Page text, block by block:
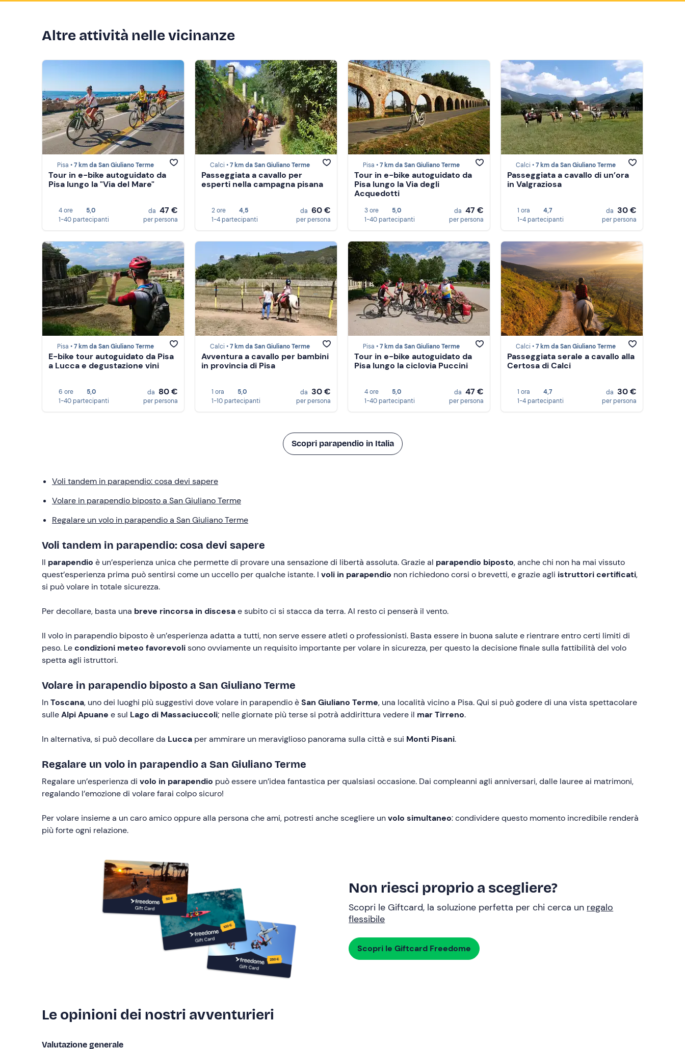
Altre attività nelle vicinanze
Pisa •7 km da San Giuliano Terme
Tour in e-bike autoguidato da
Pisa lungo la "Via del Mare"
4 ore
5,0
1-40 partecipanti
da 47 €
per persona
Calci •7 km da San Giuliano Terme
Passeggiata a cavallo per
esperti nella campagna pisana
2 ore
4,5
1-4 partecipanti
da 60 €
per persona
Pisa •7 km da San Giuliano Terme
Tour in e-bike autoguidato da
Pisa lungo la Via degli
Acquedotti
3 ore
5,0
1-40 partecipanti
da 47 €
per persona
Calci •7 km da San Giuliano Terme
Passeggiata a cavallo di un’ora
in Valgraziosa
1 ora
4,7
1-4 partecipanti
da 30 €
per persona
Pisa •7 km da San Giuliano Terme
E-bike tour autoguidato da Pisa
a Lucca e degustazione vini
6 ore
5,0
1-40 partecipanti
da 80 €
per persona
Calci •7 km da San Giuliano Terme
Avventura a cavallo per bambini
in provincia di Pisa
1 ora
5,0
1-10 partecipanti
da 30 €
per persona
Pisa •7 km da San Giuliano Terme
Tour in e-bike autoguidato da
Pisa lungo la ciclovia Puccini
4 ore
5,0
1-40 partecipanti
da 47 €
per persona
Calci •7 km da San Giuliano Terme
Passeggiata serale a cavallo alla
Certosa di Calci
1 ora
4,7
1-4 partecipanti
da 30 €
per persona
Scopri parapendio in Italia
Voli tandem in parapendio: cosa devi sapere
Volare in parapendio biposto a San Giuliano Terme
Regalare un volo in parapendio a San Giuliano Terme
Voli tandem in parapendio: cosa devi sapere
Il parapendio è un’esperienza unica che permette di provare una sensazione di libertà assoluta. Grazie al parapendio biposto, anche chi non ha mai vissuto
quest’esperienza prima può sentirsi come un uccello per qualche istante. I voli in parapendio non richiedono corsi o brevetti, e grazie agli istruttori certificati,
si può volare in totale sicurezza.
Per decollare, basta una breve rincorsa in discesae subito ci si stacca da terra. Al resto ci penserà il vento.
Il volo in parapendio biposto è un’esperienza adatta a tutti, non serve essere atleti o professionisti. Basta essere in buona salute e rientrare entro certi limiti di
peso. Lecondizioni meteo favorevolisono ovviamente un requisito importante per volare in sicurezza, per questo la decisione finale sulla fattibilità del volo
spetta agli istruttori.
Volare in parapendio biposto a San Giuliano Terme
InToscana, uno dei luoghi più suggestivi dove volare in parapendio èSan Giuliano Terme, una località vicino a Pisa. Qui si può godere di una vista spettacolare
sulleAlpi Apuane e sul Lago di Massaciuccoli; nelle giornate più terse si potrà addirittura vedere il mar Tirreno.
In alternativa, si può decollare da Lucca per ammirare un meraviglioso panorama sulla città e sui Monti Pisani.
Regalare un volo in parapendio a San Giuliano Terme
Regalare un’esperienza di volo in parapendio può essere un’idea fantastica per qualsiasi occasione. Dai compleanni agli anniversari, dalle lauree ai matrimoni,
regalando l’emozione di volare farai colpo sicuro!
Per volare insieme a un caro amico oppure alla persona che ami, potresti anche scegliere unvolo simultaneo: condividere questo momento incredibile renderà
più forte ogni relazione.
Non riesci proprio a scegliere?
Scopri le Giftcard, la soluzione perfetta per chi cerca un regalo
flessibile
Scopri le Giftcard Freedome
Le opinioni dei nostri avventurieri
Valutazione generale